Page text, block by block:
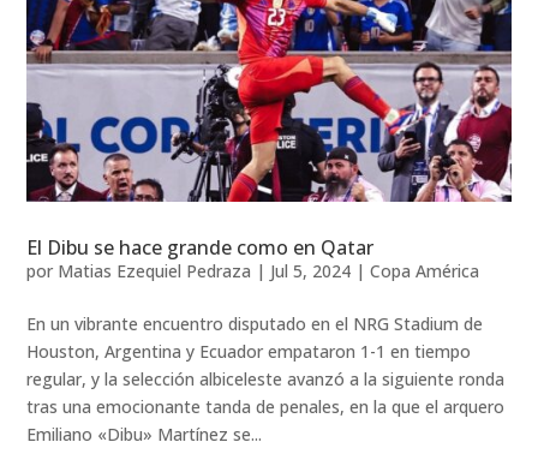
El Dibu se hace grande como en Qatar
por Matias Ezequiel Pedraza | Jul 5, 2024 |Copa América
En un vibrante encuentro disputado en el NRG Stadium de
Houston, Argentina y Ecuador empataron 1-1 en tiempo
regular, y la selección albiceleste avanzó a la siguiente ronda
tras una emocionante tanda de penales, en la que el arquero
Emiliano «Dibu» Martínez se...